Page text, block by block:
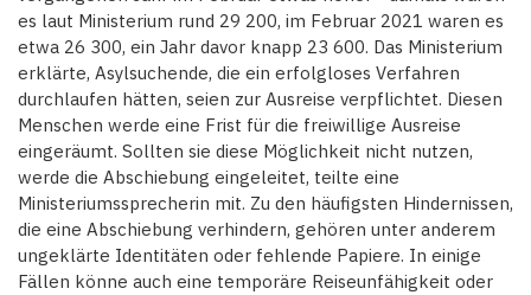
es laut Ministerium rund 29 200, im Februar 2021 waren es
etwa 26 300, ein Jahr davor knapp 23 600. Das Ministerium
erklärte, Asylsuchende, die ein erfolgloses Verfahren
durchlaufen hätten, seien zur Ausreise verpflichtet. Diesen
Menschen werde eine Frist für die freiwillige Ausreise
eingeräumt. Sollten sie diese Möglichkeit nicht nutzen,
werde die Abschiebung eingeleitet, teilte eine
Ministeriumssprecherin mit. Zu den häufigsten Hindernissen,
die eine Abschiebung verhindern, gehören unter anderem
ungeklärte Identitäten oder fehlende Papiere. In einige
Fällen könne auch eine temporäre Reiseunfähigkeit oder